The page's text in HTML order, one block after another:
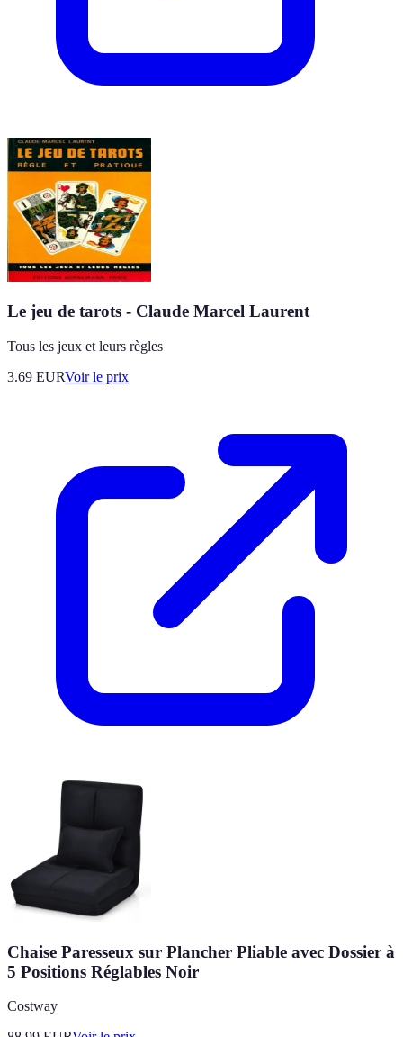
Le jeu de tarots - Claude Marcel Laurent
Tous les jeux et leurs règles
3.69 EURVoir le prix
Chaise Paresseux sur Plancher Pliable avec Dossier à
5 Positions Réglables Noir
Costway